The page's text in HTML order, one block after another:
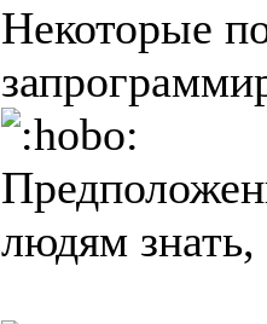
Некоторые
людям знать,